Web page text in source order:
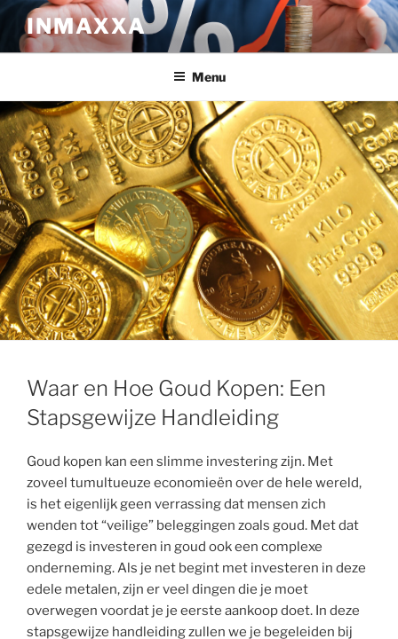
Ga
naar
de
INMAXXA
Menu
Waar en Hoe Goud Kopen: Een
Stapsgewijze Handleiding
Goud kopen kan een slimme investering zijn. Met
zoveel tumultueuze economieën over de hele wereld,
is het eigenlijk geen verrassing dat mensen zich
wenden tot “veilige” beleggingen zoals goud. Met dat
gezegd is investeren in goud ook een complexe
onderneming. Als je net begint met investeren in deze
edele metalen, zijn er veel dingen die je moet
overwegen voordat je je eerste aankoop doet. In deze
stapsgewijze handleiding zullen we je begeleiden bij